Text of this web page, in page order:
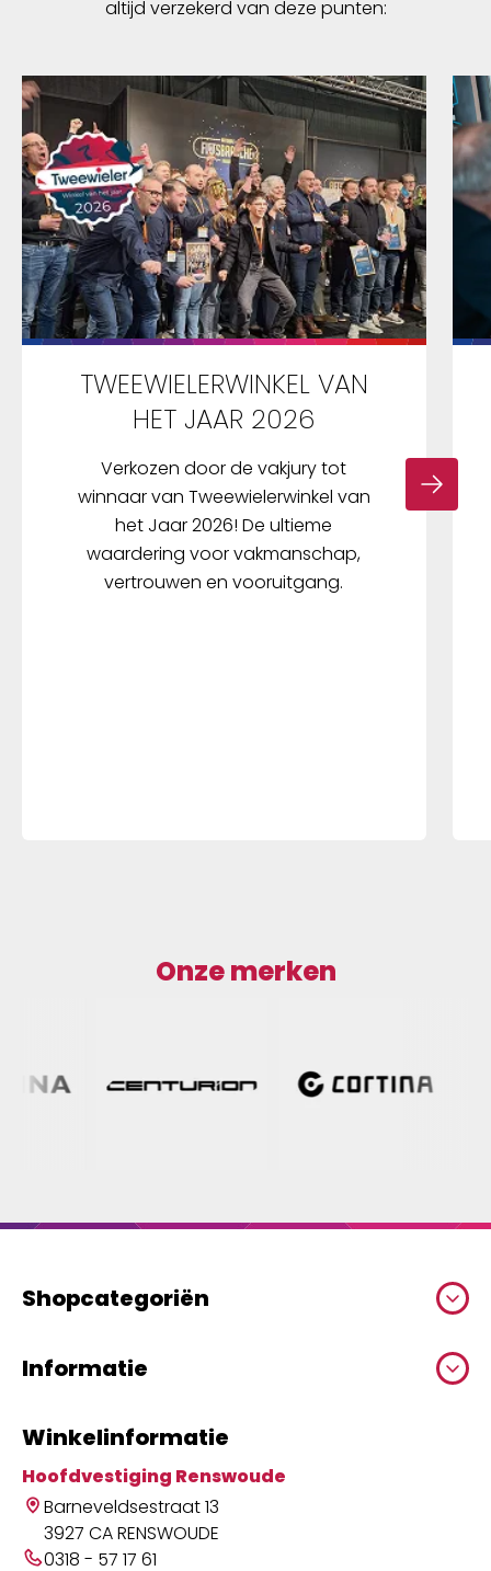
altijd verzekerd van deze punten:
TWEEWIELERWINKEL VAN
HET JAAR 2026
Verkozen door de vakjury tot
winnaar van Tweewielerwinkel van
het Jaar 2026! De ultieme
waardering voor vakmanschap,
vertrouwen en vooruitgang.
Onze merken
Shopcategoriën
Informatie
Winkelinformatie
Hoofdvestiging Renswoude
Barneveldsestraat 13
3927 CA RENSWOUDE
0318 - 57 17 61